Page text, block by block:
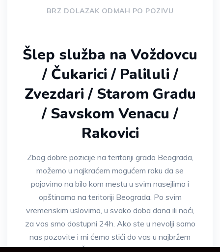
BRZ DOLAZAK ODMAH PO POZIVU
Šlep služba na Voždovcu
/ Čukarici / Paliluli /
Zvezdari / Starom Gradu
/ Savskom Venacu /
Rakovici
Zbog dobre pozicije na teritoriji grada Beograda,
možemo u najkraćem mogućem roku da se
pojavimo na bilo kom mestu u svim nasejlima i
opštinama na teritoriji Beograda. Po svim
vremenskim uslovima, u svako doba dana ili noći,
za vas smo dostupni 24h. Ako ste u nevolji samo
nas pozovite i mi ćemo stići do vas u najbržem